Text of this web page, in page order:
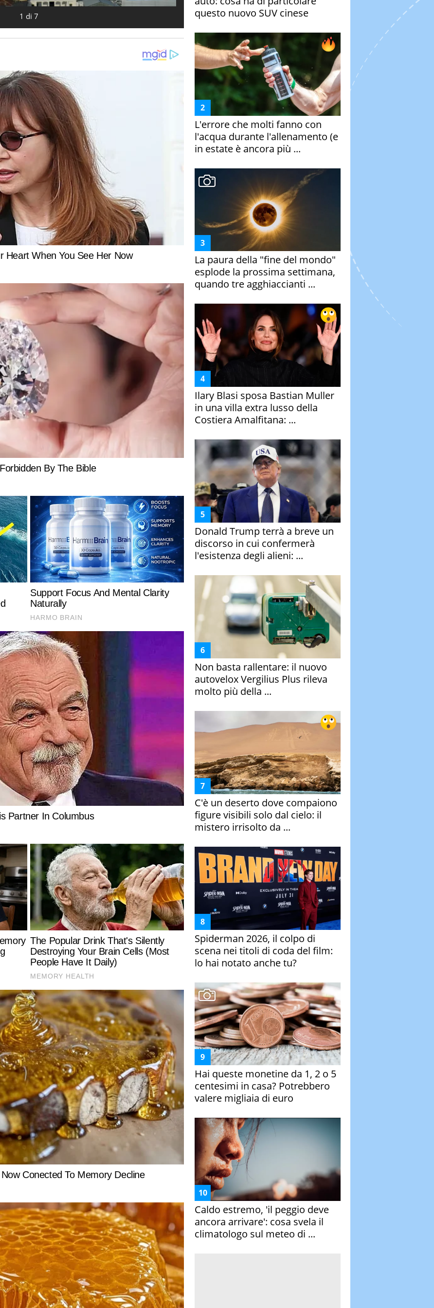
1 di 7
questo nuovo SUV cinese
L'errore che molti fanno con
l'acqua durante l'allenamento (e
in estate è ancora più ...
La paura della "fine del mondo"
esplode la prossima settimana,
quando tre agghiaccianti ...
Ilary Blasi sposa Bastian Muller
in una villa extra lusso della
Costiera Amalfitana: ...
Donald Trump terrà a breve un
discorso in cui confermerà
l'esistenza degli alieni: ...
Non basta rallentare: il nuovo
autovelox Vergilius Plus rileva
molto più della ...
C'è un deserto dove compaiono
figure visibili solo dal cielo: il
mistero irrisolto da ...
Spiderman 2026, il colpo di
scena nei titoli di coda del film:
lo hai notato anche tu?
Hai queste monetine da 1, 2 o 5
centesimi in casa? Potrebbero
valere migliaia di euro
Caldo estremo, 'il peggio deve
ancora arrivare': cosa svela il
climatologo sul meteo di ...